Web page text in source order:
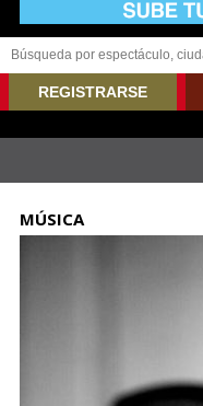
REGISTRARSE
MÚSICA